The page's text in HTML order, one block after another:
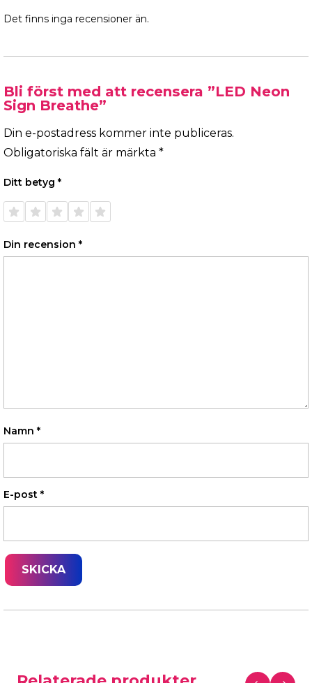
Det finns inga recensioner än.
Bli först med att recensera ”LED Neon
Sign Breathe”
Din e-postadress kommer inte publiceras.
Obligatoriska fält är märkta *
Ditt betyg *
1 av 5
stjärnor
2 av 5
stjärnor
3 av 5
stjärnor
4 av 5
stjärnor
5 av 5
stjärnor
Din recension *
Namn *
E-post *